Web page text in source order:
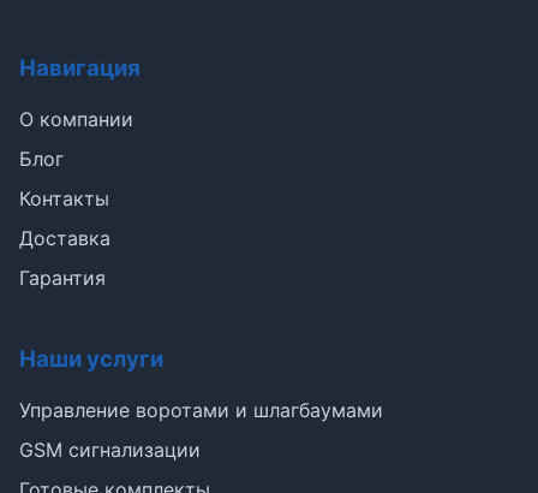
Навигация
О компании
Блог
Контакты
Доставка
Гарантия
Наши услуги
Управление воротами и шлагбаумами
GSM сигнализации